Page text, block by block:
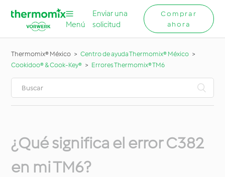
Menú
Enviar una
solicitud
Comprar
ahora
Thermomix® México
Centro de ayuda Thermomix® México
Cookidoo® & Cook-Key®
Errores Thermomix® TM6
¿Qué significa el error C382
en mi TM6?